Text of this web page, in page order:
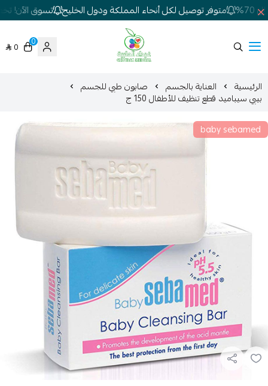
متوفر توصيل لكل أنحاء المملكة ودول الخليج تسوق الآن!
شركة غيداء المتطورة الطبية
0
0
الرئيسية العناية بالجسم صابون طبي للجسم
بيبي سيباميد قطع تنظيف للأطفال 150 ج
baby sebamed